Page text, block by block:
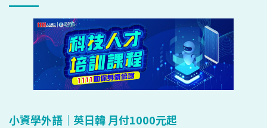
小資學外語｜英日韓 月付1000元起